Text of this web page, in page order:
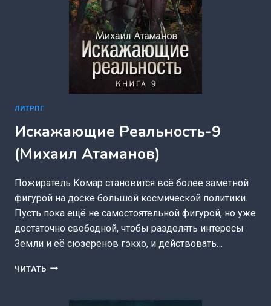
ЛИТРПГ
Искажающие Реальность-9
(Михаил Атаманов)
Пожиратель Комар становится всё более заметной
фигурой на доске большой космической политики.
Пусть пока ещё не самостоятельной фигурой, но уже
достаточно свободной, чтобы разделять интересы
Земли и её сюзеренов гэкхо, и действовать…
ЧИТАТЬ ИСКАЖАЮЩИЕ
АТАМАНОВ)